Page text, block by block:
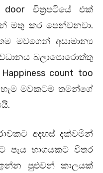
චිත්‍රපටියේ එක්
මතු කර පෙන්වනවා.
මවගෙන් අසාමාන්‍ය
බලාපොරොත්තු
count too
හැම මවකටම තමන්ගේ
අදහස් දක්වමින්
පැය භාගයකට විතර
පුළුවන් කාලයක්